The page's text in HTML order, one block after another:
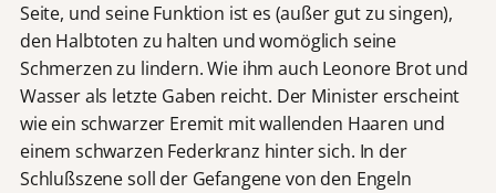
Seite, und seine Funktion ist es (außer gut zu singen),
den Halbtoten zu halten und womöglich seine
Schmerzen zu lindern. Wie ihm auch Leonore Brot und
Wasser als letzte Gaben reicht. Der Minister erscheint
wie ein schwarzer Eremit mit wallenden Haaren und
einem schwarzen Federkranz hinter sich. In der
Schlußszene soll der Gefangene von den Engeln